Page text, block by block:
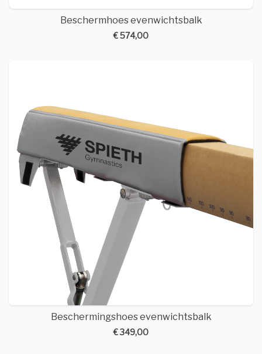
Beschermhoes evenwichtsbalk
€ 574,00
Beschermingshoes evenwichtsbalk
€ 349,00